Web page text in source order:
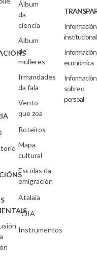
Álbum
da
ciencia
Álbum
de
mulleres
Irmandades
da fala
Vento
que zoa
Roteiros
Mapa
cultural
Escolas da
emigración
Atalaia
LOIA
Instrumentos
Información
institucional
Información
económica
Información
sobre o
persoal